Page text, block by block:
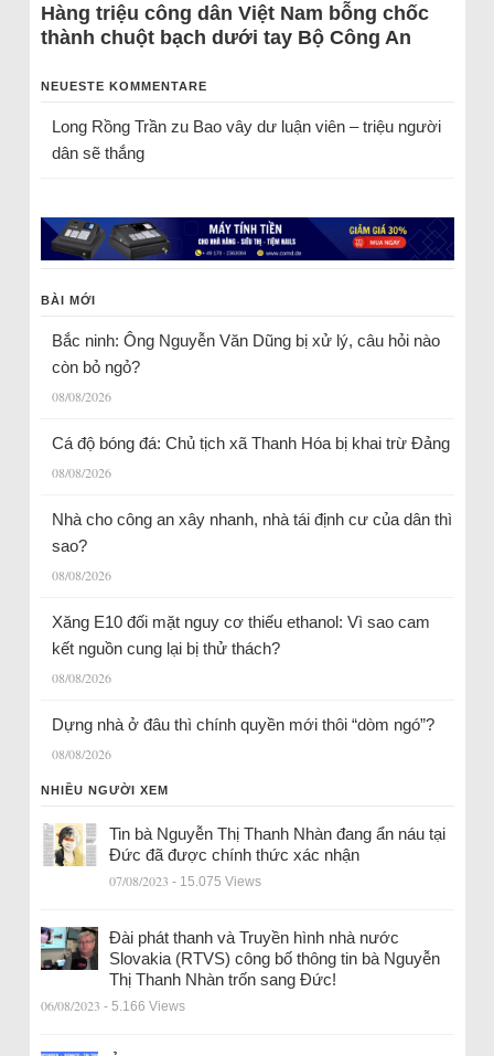
Hàng triệu công dân Việt Nam bỗng chốc
thành chuột bạch dưới tay Bộ Công An
NEUESTE KOMMENTARE
Long Rồng Trầnzu Bao vây dư luận viên – triệu người
dân sẽ thắng
BÀI MỚI
Bắc ninh: Ông Nguyễn Văn Dũng bị xử lý, câu hỏi nào
còn bỏ ngỏ?
08/08/2026
Cá độ bóng đá: Chủ tịch xã Thanh Hóa bị khai trừ Đảng
08/08/2026
Nhà cho công an xây nhanh, nhà tái định cư của dân thì
sao?
08/08/2026
Xăng E10 đối mặt nguy cơ thiếu ethanol: Vì sao cam
kết nguồn cung lại bị thử thách?
08/08/2026
Dựng nhà ở đâu thì chính quyền mới thôi “dòm ngó”?
08/08/2026
NHIỀU NGƯỜI XEM
Tin bà Nguyễn Thị Thanh Nhàn đang ẩn náu tại
Đức đã được chính thức xác nhận
07/08/2023 - 15.075 Views
Đài phát thanh và Truyền hình nhà nước
Slovakia (RTVS) công bố thông tin bà Nguyễn
Thị Thanh Nhàn trốn sang Đức!
06/08/2023 - 5.166 Views